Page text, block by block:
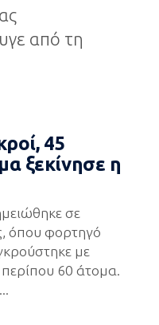
από τη
45
ξεκίνησε η
σε
όπου φορτηγό
με
60 άτομα.